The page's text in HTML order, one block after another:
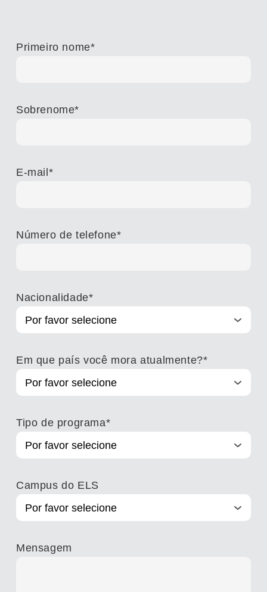
Primeiro nome*
Sobrenome*
E-mail *
Número de telefone*
Nacionalidade*
Em que país você mora atualmente?*
Tipo de programa*
Campus do ELS
Mensagem